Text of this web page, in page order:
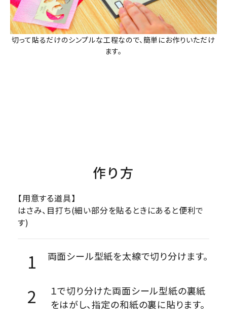
切って貼るだけのシンプルな工程なので、簡単にお作りいただけ
ます。
作り方
【用意する道具】
はさみ、目打ち(細い部分を貼るときにあると便利で
す)
両面シール型紙を太線で切り分けます。
１で切り分けた両面シール型紙の裏紙
をはがし、指定の和紙の裏に貼ります。